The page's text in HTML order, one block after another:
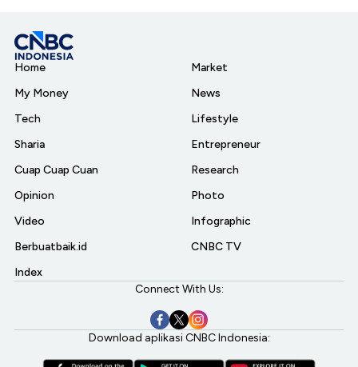
Home
My Money
Tech
Sharia
Cuap Cuap Cuan
Opinion
Video
Berbuatbaik.id
Index
Market
News
Lifestyle
Entrepreneur
Research
Photo
Infographic
CNBC TV
Connect With Us:
Download aplikasi CNBC Indonesia: